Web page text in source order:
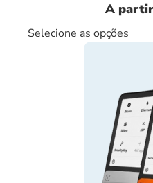
A
Selecione as opções